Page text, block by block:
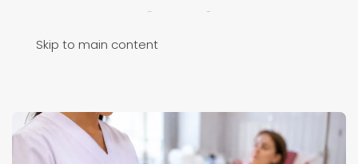
Skip to main content